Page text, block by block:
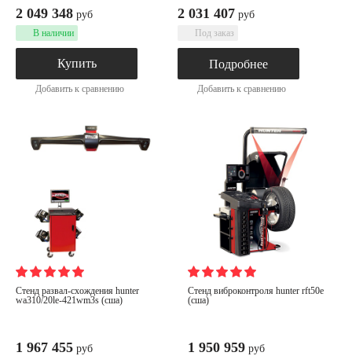
2 049 348 руб
В наличии
Купить
Добавить к сравнению
2 031 407 руб
Под заказ
Подробнее
Добавить к сравнению
стенд развал-схождения hunter
wa310/20le-421wm3s (сша)
1 967 455 руб
cтенд виброконтроля hunter rft50e
(сша)
1 950 959 руб